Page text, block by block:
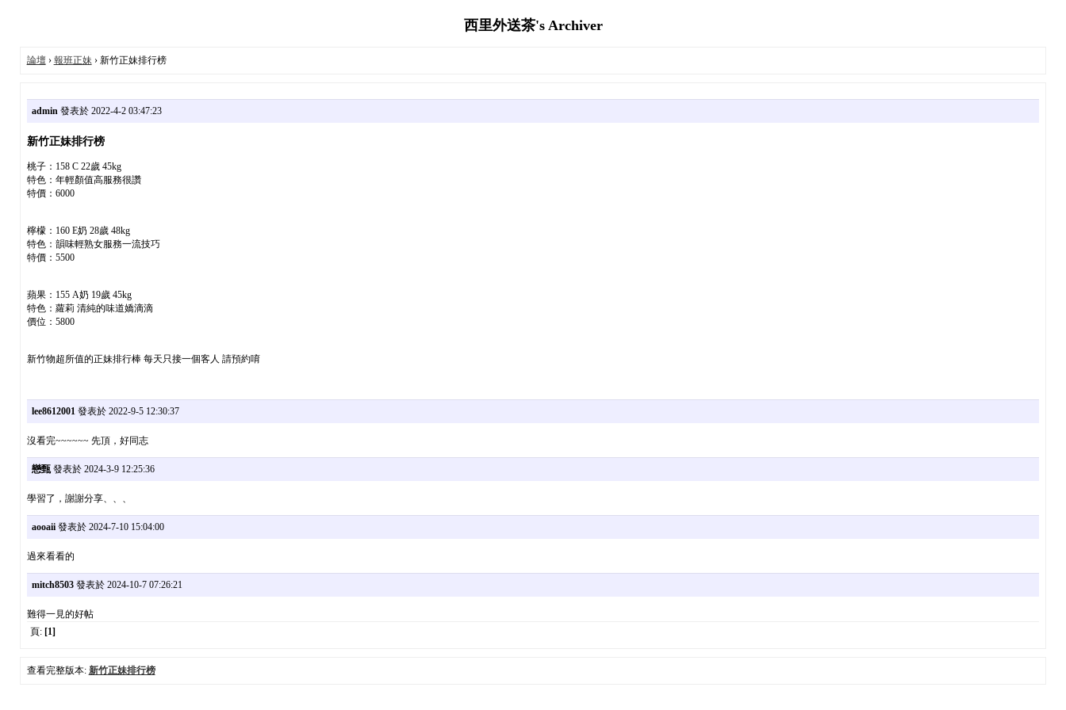
西里外送茶's Archiver
論壇› 報班正妹› 新竹正妹排行榜
admin發表於 2022-4-2 03:47:23
新竹正妹排行榜
桃子：158 C 22歲 45kg
特色：年輕顏值高服務很讚
特價：6000
檸檬：160 E奶 28歲 48kg
特色：韻味輕熟女服務一流技巧
特價：5500
蘋果：155 A奶 19歲 45kg
特色：蘿莉 清純的味道嬌滴滴
價位：5800
新竹物超所值的正妹排行棒 每天只接一個客人 請預約唷
lee8612001發表於 2022-9-5 12:30:37
沒看完~~~~~~ 先頂，好同志
戀甄發表於 2024-3-9 12:25:36
學習了，謝謝分享、、、
aooaii發表於 2024-7-10 15:04:00
過來看看的
mitch8503發表於 2024-10-7 07:26:21
難得一見的好帖
頁: [1]
查看完整版本: 新竹正妹排行榜